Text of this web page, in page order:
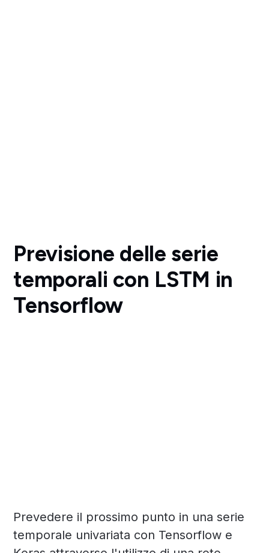
Previsione delle serie
temporali con LSTM in
Tensorflow
Prevedere il prossimo punto in una serie
temporale univariata con Tensorflow e